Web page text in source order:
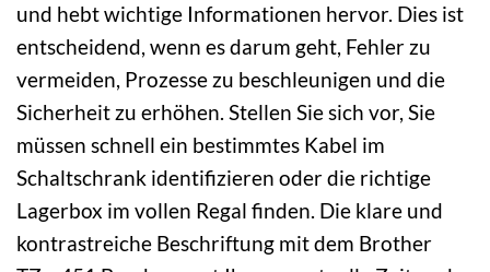
und hebt wichtige Informationen hervor. Dies ist
entscheidend, wenn es darum geht, Fehler zu
vermeiden, Prozesse zu beschleunigen und die
Sicherheit zu erhöhen. Stellen Sie sich vor, Sie
müssen schnell ein bestimmtes Kabel im
Schaltschrank identifizieren oder die richtige
Lagerbox im vollen Regal finden. Die klare und
kontrastreiche Beschriftung mit dem Brother